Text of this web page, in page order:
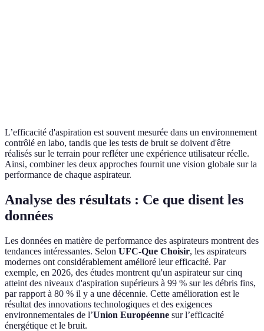
L’efficacité d'aspiration est souvent mesurée dans un environnement
contrôlé en labo, tandis que les tests de bruit se doivent d'être
réalisés sur le terrain pour refléter une expérience utilisateur réelle.
Ainsi, combiner les deux approches fournit une vision globale sur la
performance de chaque aspirateur.
Analyse des résultats : Ce que disent les
données
Les données en matière de performance des aspirateurs montrent des
tendances intéressantes. Selon UFC-Que Choisir, les aspirateurs
modernes ont considérablement amélioré leur efficacité. Par
exemple, en 2026, des études montrent qu'un aspirateur sur cinq
atteint des niveaux d'aspiration supérieurs à 99 % sur les débris fins,
par rapport à 80 % il y a une décennie. Cette amélioration est le
résultat des innovations technologiques et des exigences
environnementales de l’Union Européenne sur l’efficacité
énergétique et le bruit.